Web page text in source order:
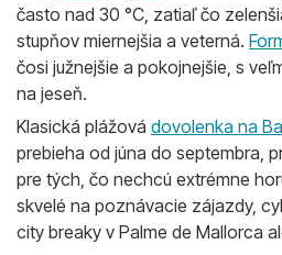
často nad 30 °C, zatiaľ čo
stupňov miernejšia a veterná.
čosi južnejšie a pokojnejšie, s
na jeseň.
Klasická plážová dovolenka na
prebieha od júna do septembra,
pre tých, čo nechcú extrémne
skvelé na poznávacie zájazdy,
city breaky v Palme de Mallorca